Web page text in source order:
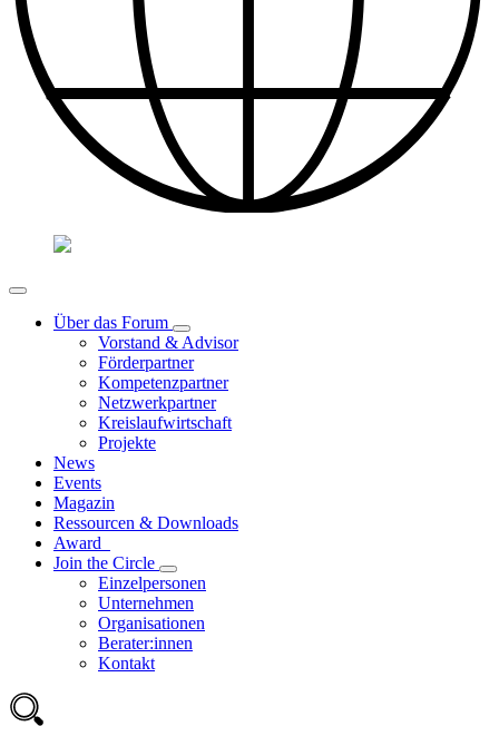
Über das Forum
Vorstand & Advisor
Förderpartner
Kompetenzpartner
Netzwerkpartner
Kreislaufwirtschaft
Projekte
News
Events
Magazin
Ressourcen & Downloads
Award
Join the Circle
Einzelpersonen
Unternehmen
Organisationen
Berater:innen
Kontakt